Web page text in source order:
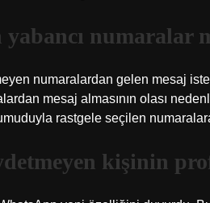
numaralar
numaralardan gelen mesaj
mesaj almasının olası
rastgele seçilen
kişinin